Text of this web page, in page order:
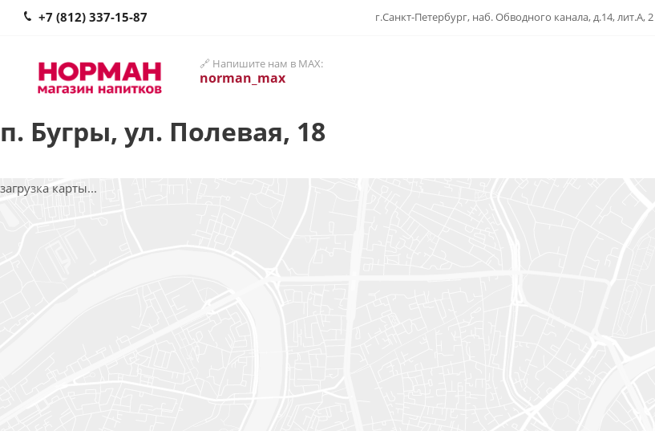
+7 (812) 337-15-87 г.Санкт-Петербург, наб. Обводного канала, д.14, лит.А,
🔗 Напишите нам в MAX:
norman_max
п. Бугры, ул. Полевая, 18
загрузка карты...